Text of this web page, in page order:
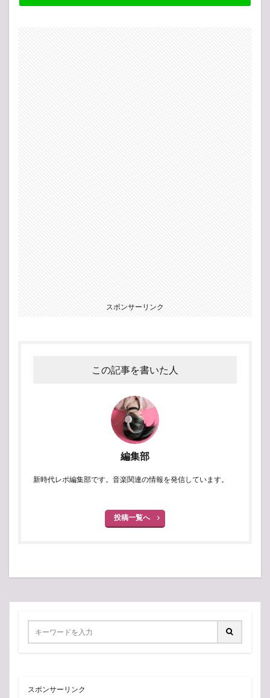
スポンサーリンク
この記事を書いた人
編集部
新時代レポ編集部です。音楽関連の情報を発信しています。
投稿一覧へ
スポンサーリンク